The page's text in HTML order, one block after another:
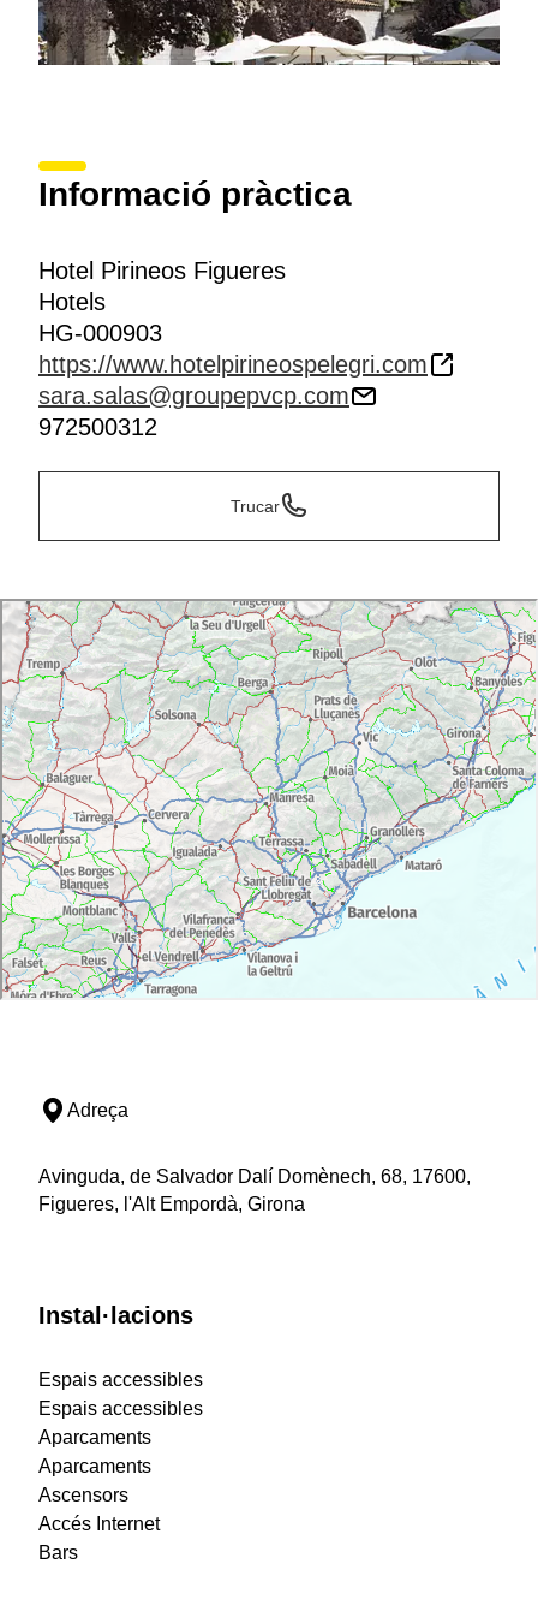
Informació pràctica
Hotel Pirineos Figueres
Hotels
HG-000903
https://www.hotelpirineospelegri.com
sara.salas@groupepvcp.com
972500312
Trucar
Adreça
Avinguda, de Salvador Dalí Domènech, 68, 17600,
Figueres, l'Alt Empordà, Girona
Instal·lacions
Espais accessibles
Espais accessibles
Aparcaments
Aparcaments
Ascensors
Accés Internet
Bars